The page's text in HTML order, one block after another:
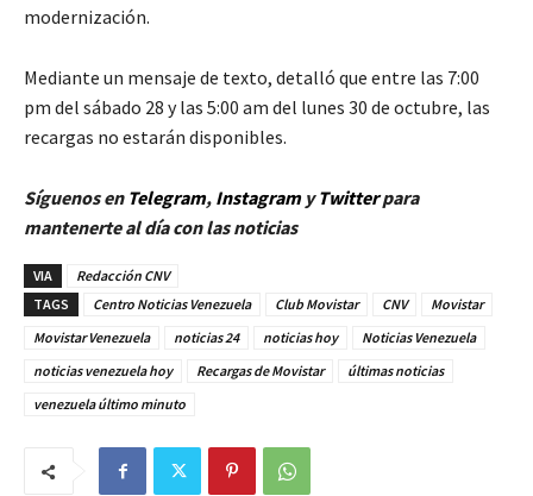
modernización.
Mediante un mensaje de texto, detalló que entre las 7:00
pm del sábado 28 y las 5:00 am del lunes 30 de octubre, las
recargas no estarán disponibles.
Síguenos en Telegram, InstagramyTwitterpara
mantenerte al día con las noticias
VIA
Redacción CNV
TAGS
Centro Noticias Venezuela Club Movistar CNV
Movistar
Movistar Venezuela
noticias 24 noticias hoy
Noticias Venezuela
noticias venezuela hoy
Recargas de Movistar
últimas noticias
venezuela último minuto